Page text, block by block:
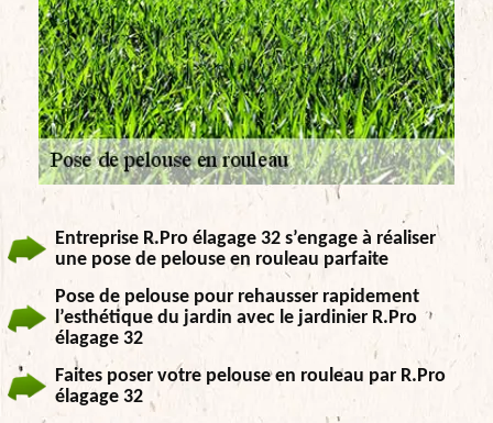
Entreprise R.Pro élagage 32 s’engage à réaliser
une pose de pelouse en rouleau parfaite
Pose de pelouse pour rehausser rapidement
l’esthétique du jardin avec le jardinier R.Pro
élagage 32
Faites poser votre pelouse en rouleau par R.Pro
élagage 32